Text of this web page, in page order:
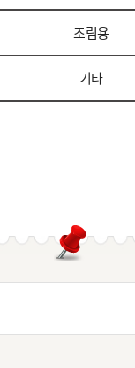
조림용
기타